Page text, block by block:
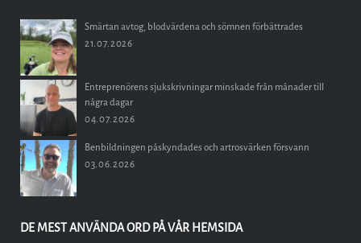
Smärtan avtog, blodvärdena och sömnen förbättrades
21.07.2026
Entreprenörens sjukskrivningar minskade från månader till
några dagar
04.07.2026
Benbildningen påskyndades och artrosvärken försvann
03.06.2026
DE MEST ANVÄNDA ORD PÅ VÅR HEMSIDA